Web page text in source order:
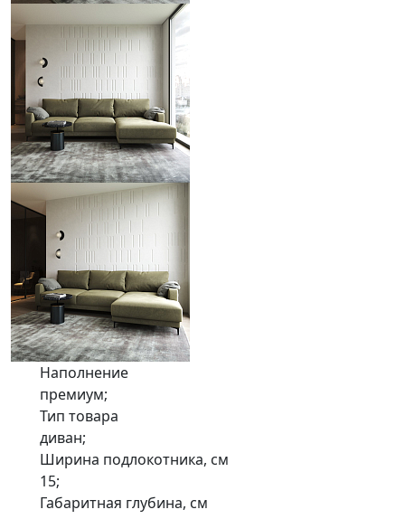
Наполнение
премиум;
Тип товара
диван;
Ширина подлокотника, см
15;
Габаритная глубина, см